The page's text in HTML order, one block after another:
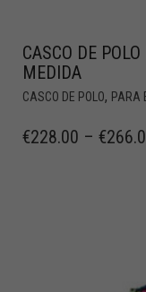
CASCO DE
MEDIDA
CASCO DE POLO, PARA
€228.00 – €